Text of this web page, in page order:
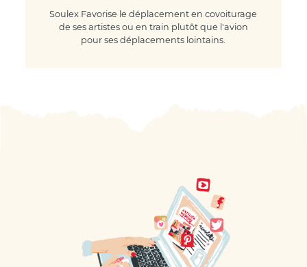
Soulex Favorise le déplacement en covoiturage
de ses artistes ou en train plutôt que l'avion
pour ses déplacements lointains.